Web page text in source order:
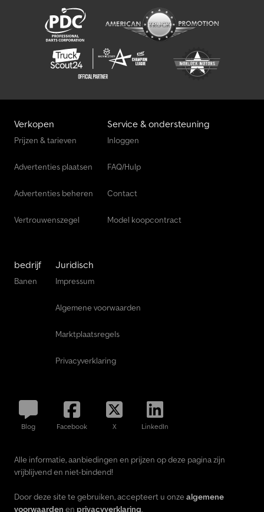
Verkopen
Prijzen & tarieven
Advertenties plaatsen
Advertenties beheren
Vertrouwenszegel
Service & ondersteuning
Inloggen
FAQ/Hulp
Contact
Model koopcontract
bedrijf
Banen
Juridisch
Impressum
Algemene voorwaarden
Marktplaatsregels
Privacyverklaring
Blog Facebook X LinkedIn
Alle informatie, aanbiedingen en prijzen op deze pagina zijn
vrijblijvend en niet-bindend!
Door deze site te gebruiken, accepteert u onze algemene
voorwaarden en privacyverklaring.